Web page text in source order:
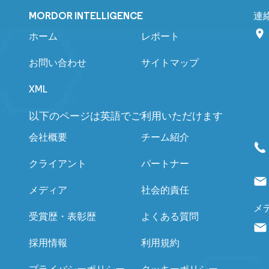
MORDOR INTELLIGENCE
ホーム レポート
お問い合わせ サイトマップ
XML
以下のページは英語でご利用いただけます
会社概要 チーム紹介
クライアント パートナー
メディア 社会的責任
受賞歴・表彰歴 よくある質問
採用情報 利用規約
連
メ